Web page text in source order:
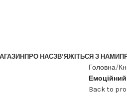
ПРО НАСЗВ’ЯЖІТЬСЯ З НАМИ
Головна
Емоційний
Back to